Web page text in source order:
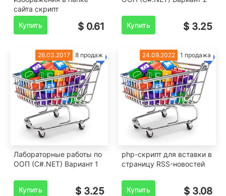
сайта скрипт
Купить
$ 0.61 Купить $ 3.25
26.03.2017 8 продаж
Лабораторные работы по
ООП (C#.NET) Вариант 1
Купить $ 3.25
24.09.2022 1 продажа
php-скрипт для вставки в
страницу RSS-новостей
Купить $ 3.08